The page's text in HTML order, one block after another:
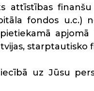
attīstības
fondos u.c.)
uz Jūsu